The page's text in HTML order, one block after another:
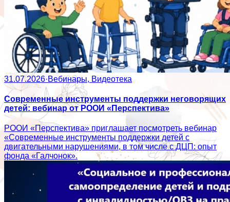
31.07.2026·Вебинары, Видеотека
Современные инструменты поддержки неговорящих
детей: вебинар от РООИ «Перспектива»
РООИ «Перспектива» приглашает посмотреть вебинар
«Современные инструменты поддержки детей с
двигательными нарушениями, в том числе с ДЦП: опыт
фонда «Галчонок».